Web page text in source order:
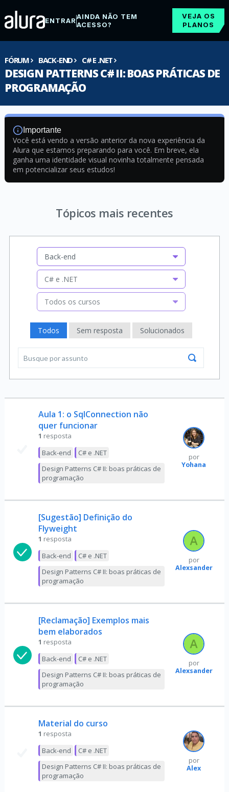
ENTRARAINDA NÃO TEM
ACESSO?
VEJA OS
PLANOS
FÓRUM BACK-END C# E .NET
DESIGN PATTERNS C# II: BOAS PRÁTICAS DE
PROGRAMAÇÃO
Importante
Você está vendo a versão anterior da nova experiência da
Alura que estamos preparando para você. Em breve, ela
ganha uma identidade visual novinha totalmente pensada
em potencializar seus estudos!
Tópicos mais recentes
Back-end
C# e .NET
Todos os cursos
Todos Sem resposta Solucionados
Aula 1: o SqlConnection não
quer funcionar
1 resposta
Back-end
C# e .NET
Design Patterns C# II: boas práticas de
programação
por
Yohana
[Sugestão] Definição do
Flyweight
1 resposta
Back-end
C# e .NET
Design Patterns C# II: boas práticas de
programação
por
Alexsander
[Reclamação] Exemplos mais
bem elaborados
1 resposta
Back-end
C# e .NET
Design Patterns C# II: boas práticas de
programação
por
Alexsander
Material do curso
1 resposta
Back-end
C# e .NET
Design Patterns C# II: boas práticas de
programação
por
Alex